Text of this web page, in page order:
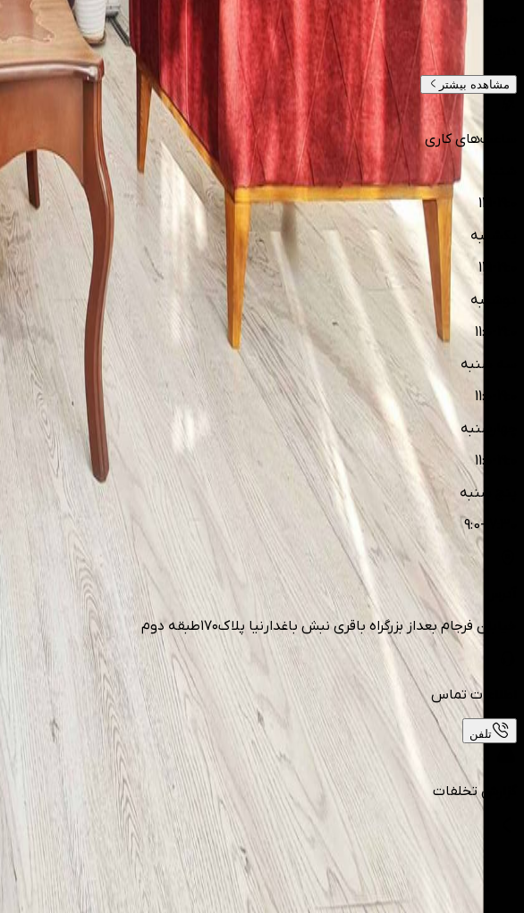
مشاهده بیشتر
ساعت‌های کاری
11:1-19:0
یکشنبه
11:1-19:0
دوشنبه
11:0-19:0
سه شنبه
11:0-19:0
چهارشنبه
11:0-19:0
پنج شنبه
9:0-17:30
خیابان فرجام بعداز بزرگراه باقری نبش باغدارنیا پلاک۱۷۰طبقه دوم
اطلاعات تماس
تلفن
گزارش تخلفات